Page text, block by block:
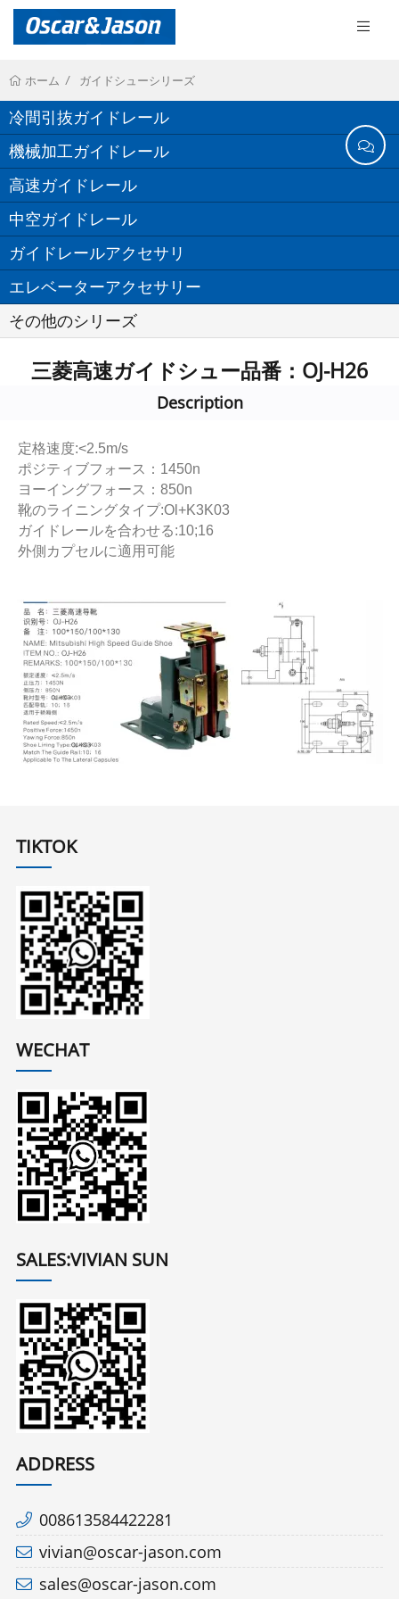
ホーム ガイドシューシリーズ
冷間引抜ガイドレール
機械加工ガイドレール
高速ガイドレール
中空ガイドレール
ガイドレールアクセサリ
エレベーターアクセサリー
その他のシリーズ
三菱高速ガイドシュー品番：OJ-H26
Description
定格速度:<2.5m/s
ポジティブフォース：1450n
ヨーイングフォース：850n
靴のライニングタイプ:Ol+K3K03
ガイドレールを合わせる:10;16
外側カプセルに適用可能
TIKTOK
WECHAT
SALES:VIVIAN SUN
ADDRESS
008613584422281
vivian@oscar-jason.com
sales@oscar-jason.com